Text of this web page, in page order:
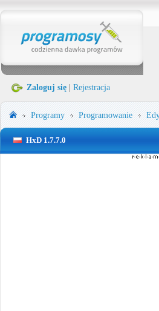
Zaloguj się Rejestracja
Programy Programowanie
HxD 1.7.7.0